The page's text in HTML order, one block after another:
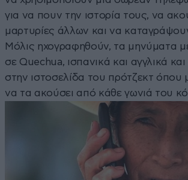
για να πουν την ιστορία τους, να
μαρτυρίες άλλων και να
Μόλις ηχογραφηθούν, τα μηνύματα
σε Quechua, ισπανικά και αγγλικά
στην ιστοσελίδα του πρότζεκτ όπου
να τα ακούσει από κάθε γωνιά του